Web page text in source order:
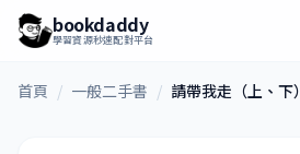
bookdaddy
學習資源秒速配對平台
首頁 / 一般二手書 / 請帶我走（上、下）